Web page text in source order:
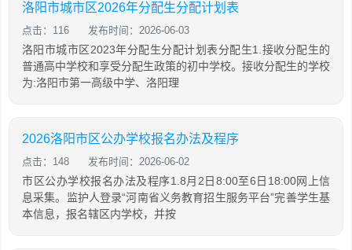
洛阳市城市区2026年分配生分配计划表
点击：116 发布时间：2026-06-03
洛阳市城市区2023年分配生分配计划表分配生1.接收分配生的
普通高中学校和享受分配生政策的初中学校。接收分配生的学校
为:洛阳市第一高级中学、洛阳理
2026洛阳市区公办学校报名办法及程序
点击：148 发布时间：2026-06-02
市区公办学校报名办法及程序1.8月2日8:00至6日18:00网上信
息采集。监护人登录“河南省义务教育招生服务平台”完善学生基
本信息，报名辖区内学校，并按